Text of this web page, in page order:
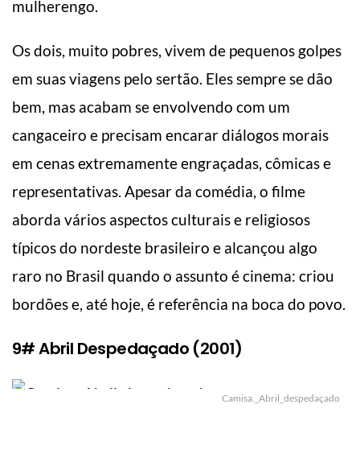
mulherengo.
Os dois, muito pobres, vivem de pequenos golpes
em suas viagens pelo sertão. Eles sempre se dão
bem, mas acabam se envolvendo com um
cangaceiro e precisam encarar diálogos morais
em cenas extremamente engraçadas, cômicas e
representativas. Apesar da comédia, o filme
aborda vários aspectos culturais e religiosos
típicos do nordeste brasileiro e alcançou algo
raro no Brasil quando o assunto é cinema: criou
bordões e, até hoje, é referência na boca do povo.
9# Abril Despedaçado (2001)
Camisa._Abril_despedaçado